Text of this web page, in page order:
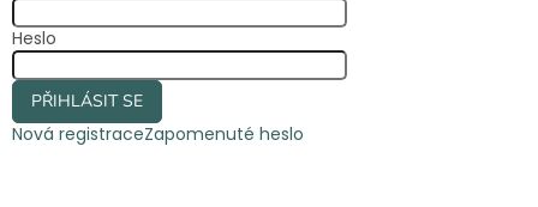
Heslo
PŘIHLÁSIT SE
Nová registraceZapomenuté heslo